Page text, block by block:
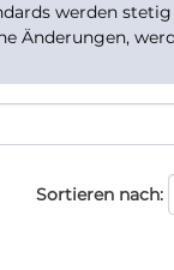
werden
Änderungen,
Sortieren nach